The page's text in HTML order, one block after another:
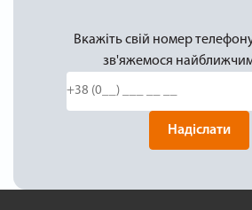
Вкажіть свій номер
зв'яжемося
Надіслати